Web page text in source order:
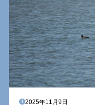
2025年11月9日